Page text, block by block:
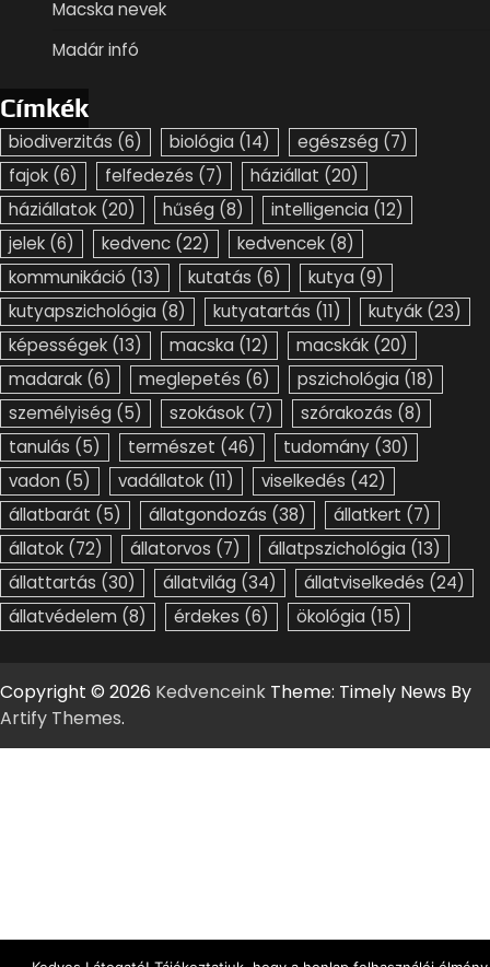
Macska nevek
Madár infó
Címkék
biodiverzitás (6) biológia (14) egészség (7)
fajok (6) felfedezés (7) háziállat (20)
háziállatok (20) hűség (8) intelligencia (12)
jelek (6) kedvenc (22) kedvencek (8)
kommunikáció (13) kutatás (6) kutya (9)
kutyapszichológia (8) kutyatartás (11) kutyák (23)
képességek (13) macska (12) macskák (20)
madarak (6) meglepetés (6) pszichológia (18)
személyiség (5) szokások (7) szórakozás (8)
tanulás (5) természet (46) tudomány (30)
vadon (5) vadállatok (11) viselkedés (42)
állatbarát (5) állatgondozás (38) állatkert (7)
állatok (72) állatorvos (7) állatpszichológia (13)
állattartás (30) állatvilág (34) állatviselkedés (24)
állatvédelem (8) érdekes (6) ökológia (15)
Copyright © 2026 Kedvenceink Theme: Timely News By
Artify Themes.